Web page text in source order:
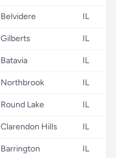
Belvidere IL
Gilberts IL
Batavia IL
Northbrook IL
Round Lake IL
Clarendon Hills IL
Barrington IL